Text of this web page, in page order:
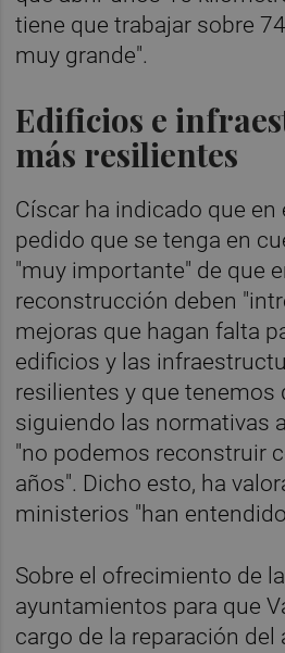
tiene que trabajar sobre
muy grande".
Edificios e
más resilientes
Císcar ha indicado que en
pedido que se tenga en
"muy importante" de que
reconstrucción deben
mejoras que hagan falta
edificios y las
resilientes y que tenemos
siguiendo las normativas
"no podemos reconstruir
años". Dicho esto, ha
ministerios "han
Sobre el ofrecimiento de
ayuntamientos para que
cargo de la reparación del